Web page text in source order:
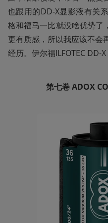
也跟用的DD-X显影液有关
格和福马一比就没啥优势了
更有质感，所以我应该不会
经历。伊尔福ILFOTEC DD-
第七卷ADOX